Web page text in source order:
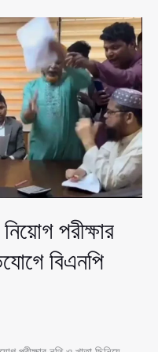
পরীক্ষার
বিএনপি